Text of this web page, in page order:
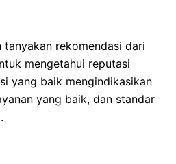
tanyakan rekomendasi dari
mengetahui reputasi
yang baik mengindikasikan
yang baik, dan standar